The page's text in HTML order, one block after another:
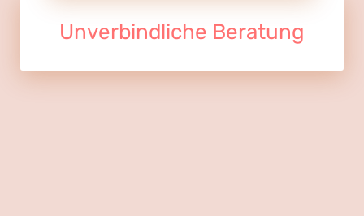
Unverbindliche Beratung